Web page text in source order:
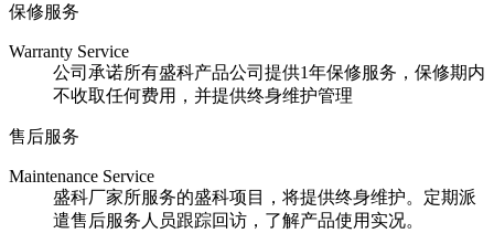
保修服务
Warranty Service
公司承诺所有盛科产品公司提供1年保修服务，保修期内
不收取任何费用，并提供终身维护管理
售后服务
Maintenance Service
盛科厂家所服务的盛科项目，将提供终身维护。定期派
遣售后服务人员跟踪回访，了解产品使用实况。